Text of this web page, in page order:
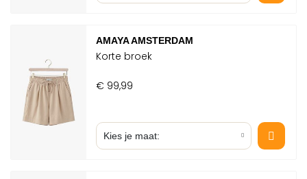
AMAYA AMSTERDAM
Korte broek
€ 99,99
Kies je maat: